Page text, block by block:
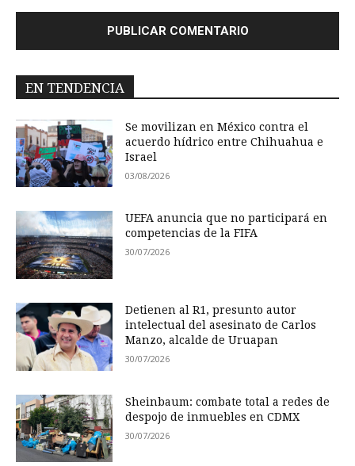
EN TENDENCIA
Se movilizan en México contra el
acuerdo hídrico entre Chihuahua e
Israel
03/08/2026
UEFA anuncia que no participará en
competencias de la FIFA
30/07/2026
Detienen al R1, presunto autor
intelectual del asesinato de Carlos
Manzo, alcalde de Uruapan
30/07/2026
Sheinbaum: combate total a redes de
despojo de inmuebles en CDMX
30/07/2026